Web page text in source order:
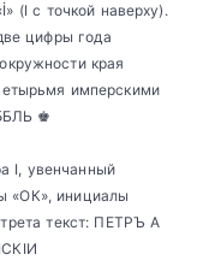
(I с точкой наверху).
цифры года
края
имперскими
♚
I, увенчанный
«ОК», инициалы
текст: ПЕТРЪ А